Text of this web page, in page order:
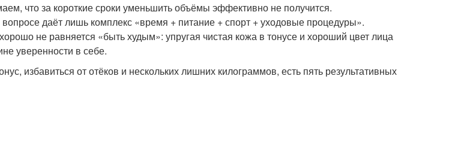
что за короткие сроки уменьшить объёмы эффективно не получится.
вопросе даёт лишь комплекс «время + питание + спорт + уходовые процедуры».
не равняется «быть худым»: упругая чистая кожа в тонусе и хороший цвет лица
уверенности в себе.
избавиться от отёков и нескольких лишних килограммов, есть пять результативных